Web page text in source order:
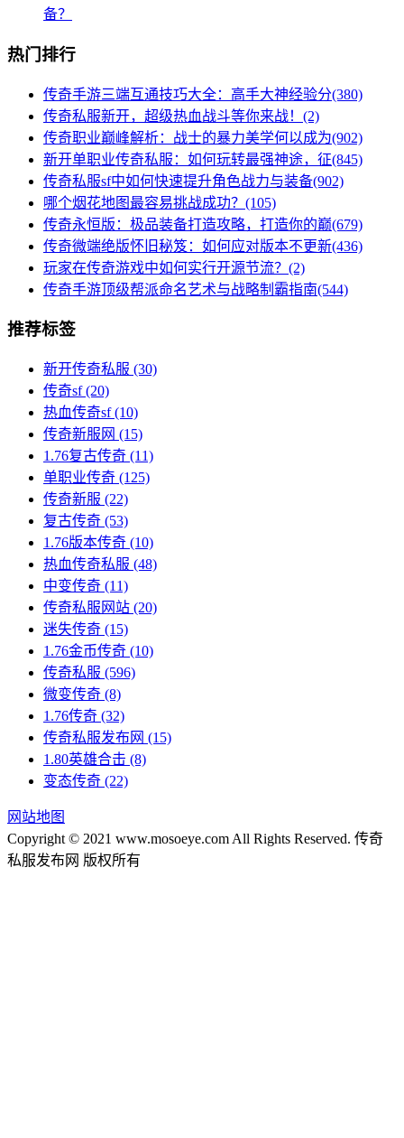
备？
热门排行
传奇手游三端互通技巧大全：高手大神经验分(380)
传奇私服新开，超级热血战斗等你来战！(2)
传奇职业巅峰解析：战士的暴力美学何以成为(902)
新开单职业传奇私服：如何玩转最强神途，征(845)
传奇私服sf中如何快速提升角色战力与装备(902)
哪个烟花地图最容易挑战成功？(105)
传奇永恒版：极品装备打造攻略，打造你的巅(679)
传奇微端绝版怀旧秘笈：如何应对版本不更新(436)
玩家在传奇游戏中如何实行开源节流？(2)
传奇手游顶级帮派命名艺术与战略制霸指南(544)
推荐标签
新开传奇私服 (30)
传奇sf(20)
热血传奇sf(10)
传奇新服网 (15)
1.76复古传奇 (11)
单职业传奇 (125)
传奇新服 (22)
复古传奇 (53)
1.76版本传奇 (10)
热血传奇私服 (48)
中变传奇 (11)
传奇私服网站 (20)
迷失传奇 (15)
1.76金币传奇 (10)
传奇私服 (596)
微变传奇 (8)
1.76传奇 (32)
传奇私服发布网 (15)
1.80英雄合击 (8)
变态传奇 (22)
网站地图
Copyright © 2021 www.mosoeye.com All Rights Reserved. 传奇
私服发布网 版权所有